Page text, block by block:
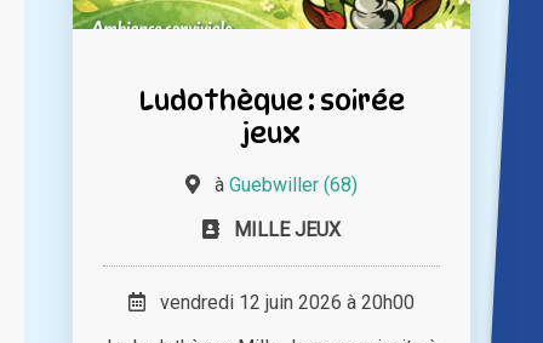
Ludothèque : soirée
jeux
à Guebwiller (68)
MILLE JEUX
vendredi 12 juin 2026 à 20h00